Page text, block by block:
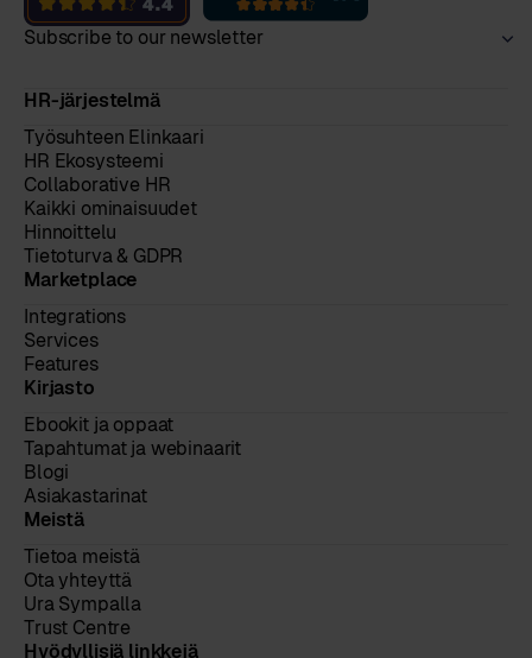
Subscribe to our newsletter
HR-järjestelmä
Työsuhteen Elinkaari
HR Ekosysteemi
Collaborative HR
Kaikki ominaisuudet
Hinnoittelu
Tietoturva & GDPR
Marketplace
Integrations
Services
Features
Kirjasto
Ebookit ja oppaat
Tapahtumat ja webinaarit
Blogi
Asiakastarinat
Meistä
Tietoa meistä
Ota yhteyttä
Ura Sympalla
Trust Centre
Hyödyllisiä linkkejä